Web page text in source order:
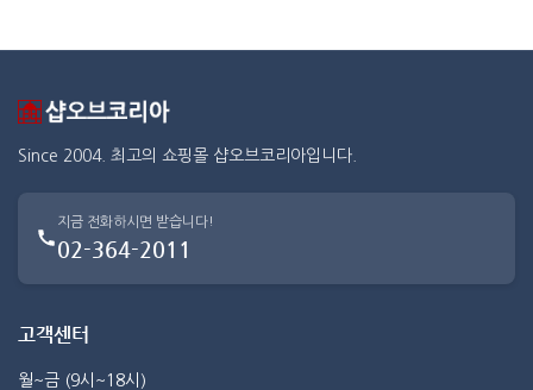
Since 2004. 최고의 쇼핑몰 샵오브코리아입니다.
지금 전화하시면 받습니다!
02-364-2011
고객센터
월~금 (9시~18시)